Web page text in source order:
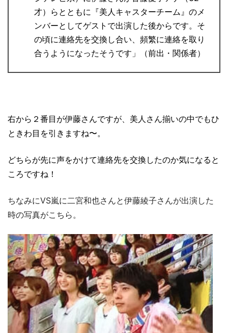
才）らとともに『美人キャスターチーム』のメ
ンバーとしてゲストで出演した後からです。そ
の頃に連絡先を交換し合い、頻繁に連絡を取り
合うようになったそうです」（前出・関係者）
右から２番目が伊藤さんですが、美人さん揃いの中でもひ
ときわ目を引きますね〜。
どちらが先に声をかけて連絡先を交換したのか気になると
ころですね！
ちなみにVS嵐に二宮和也さんと伊藤綾子さんが出演した
時の写真がこちら。